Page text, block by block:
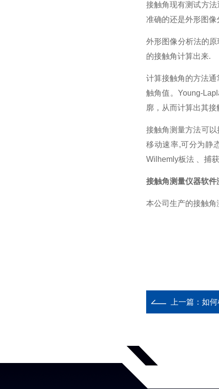
接触角现有测试方
准确的还是外形图像
外形图像分析法的
的接触角计算出来.
计算接触角的方法
触角值。Young-
廓，从而计算出其接
接触角测量方法可
移动速率,可分为静
Wilhemly板法 、捕
接触角测量仪器软件
本公司生产的接触
上一篇： 如